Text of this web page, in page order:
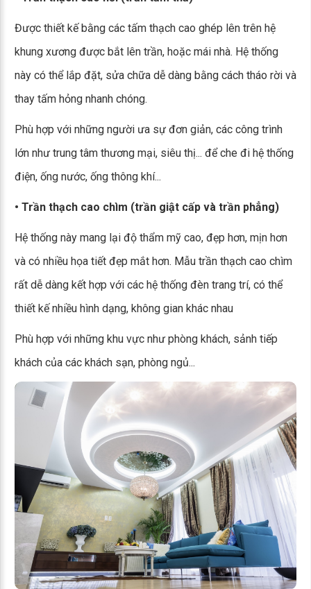
Được thiết kế bằng các tấm thạch cao ghép lên trên hệ
khung xương được bắt lên trần, hoặc mái nhà. Hệ thống
này có thể lắp đặt, sửa chữa dễ dàng bằng cách tháo rời và
thay tấm hỏng nhanh chóng.
Phù hợp với những người ưa sự đơn giản, các công trình
lớn như trung tâm thương mại, siêu thị... để che đi hệ thống
điện, ống nước, ống thông khí...
• Trần thạch cao chìm (trần giật cấp và trần phẳng)
Hệ thống này mang lại độ thẩm mỹ cao, đẹp hơn, mịn hơn
và có nhiều họa tiết đẹp mắt hơn. Mẫu trần thạch cao chìm
rất dễ dàng kết hợp với các hệ thống đèn trang trí, có thể
thiết kế nhiều hình dạng, không gian khác nhau
Phù hợp với những khu vực như phòng khách, sảnh tiếp
khách của các khách sạn, phòng ngủ...